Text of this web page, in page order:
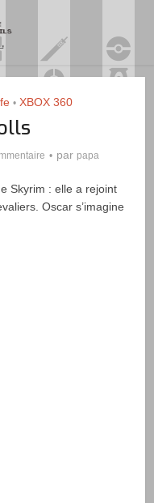
• XBOX 360
par papa
Skyrim : elle a rejoint
Oscar s’imagine